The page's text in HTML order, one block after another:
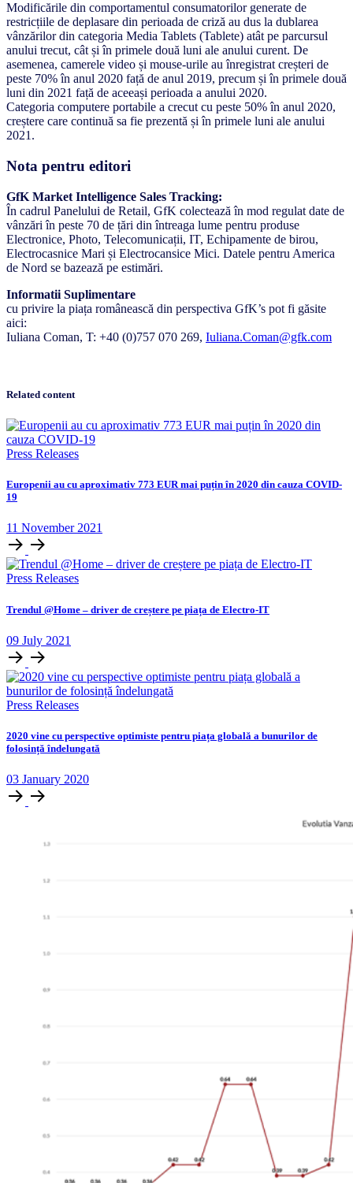
Modificările din comportamentul consumatorilor generate de
restricțiile de deplasare din perioada de criză au dus la dublarea
vânzărilor din categoria Media Tablets (Tablete) atât pe parcursul
anului trecut, cât și în primele două luni ale anului curent. De
asemenea, camerele video și mouse-urile au înregistrat creșteri de
peste 70% în anul 2020 față de anul 2019, precum și în primele două
luni din 2021 față de aceeași perioada a anului 2020.
Categoria computere portabile a crecut cu peste 50% în anul 2020,
creștere care continuă sa fie prezentă și în primele luni ale anului
2021.
Nota pentru editori
GfK Market Intelligence Sales Tracking:
În cadrul Panelului de Retail, GfK colectează în mod regulat date de
vânzări în peste 70 de țări din întreaga lume pentru produse
Electronice, Photo, Telecomunicații, IT, Echipamente de birou,
Electrocasnice Mari și Electrocansice Mici. Datele pentru America
de Nord se bazează pe estimări.
Informatii Suplimentare
cu privire la piața românească din perspectiva GfK’s pot fi găsite
aici:
Iuliana Coman, T: +40 (0)757 070 269, Iuliana.Coman@gfk.com
Related content
Press Releases
Europenii au cu aproximativ 773 EUR mai puțin în 2020 din cauza COVID-
19
11 November 2021
Press Releases
Trendul @Home – driver de creștere pe piața de Electro-IT
09 July 2021
Press Releases
2020 vine cu perspective optimiste pentru piața globală a bunurilor de
folosință îndelungată
03 January 2020